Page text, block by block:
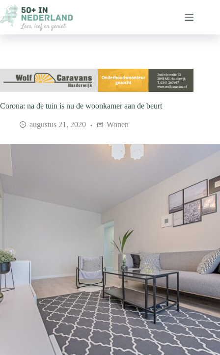
naar
de
inhoud
Corona: na de tuin is nu de woonkamer aan de beurt
augustus 21, 2020 Wonen